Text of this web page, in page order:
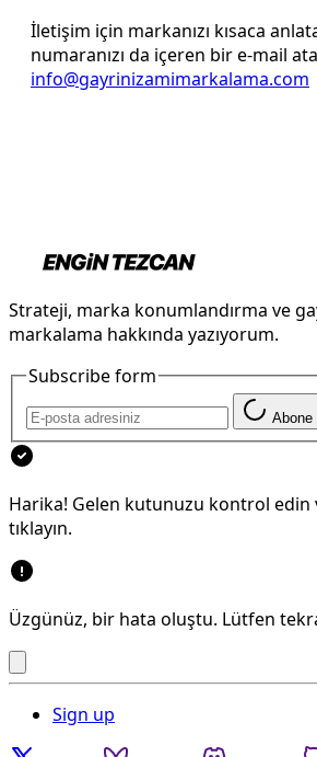
İletişim için markanızı kısaca
numaranızı da içeren bir e-mail
info@gayrinizamimarkalama.com
Strateji, marka konumlandırma ve
markalama hakkında yazıyorum.
Subscribe form
Abone
Harika! Gelen kutunuzu kontrol edin
tıklayın.
Üzgünüz, bir hata oluştu. Lütfen
Sign up